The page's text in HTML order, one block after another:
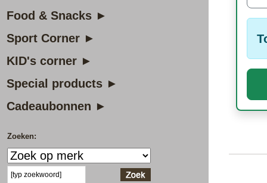
Food & Snacks ►
Sport Corner ►
KID's corner ►
Special products ►
Cadeaubonnen ►
Zoeken: